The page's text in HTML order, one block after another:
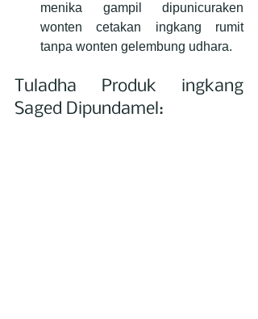
menika gampil dipunicuraken
wonten cetakan ingkang rumit
tanpa wonten gelembung udhara.
Tuladha Produk ingkang
Saged Dipundamel: